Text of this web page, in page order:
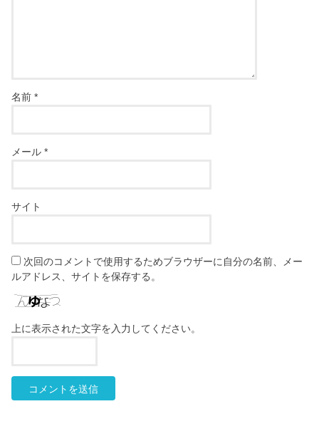
名前*
メール*
サイト
次回のコメントで使用するためブラウザーに自分の名前、メー
ルアドレス、サイトを保存する。
上に表示された文字を入力してください。